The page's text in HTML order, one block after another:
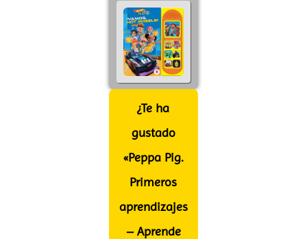
¿Te ha
gustado
«Peppa Pig.
Primeros
aprendizajes
– Aprende